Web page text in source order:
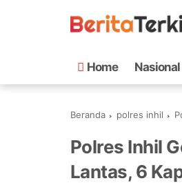
Home Nasional
Beranda polres inhil
Polres Inhil
Lantas, 6